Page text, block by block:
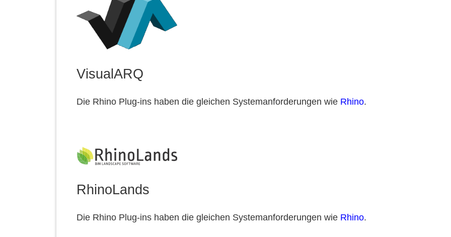
VisualARQ
Die Rhino Plug-ins haben die gleichen Systemanforderungen wie Rhino.
RhinoLands
Die Rhino Plug-ins haben die gleichen Systemanforderungen wie Rhino.